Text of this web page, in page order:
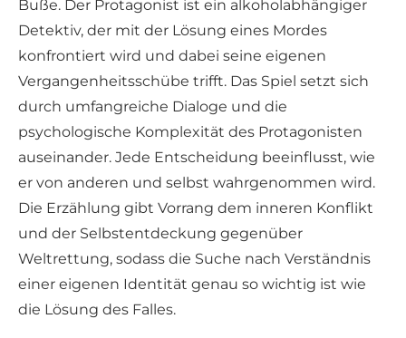
Buße. Der Protagonist ist ein alkoholabhängiger
Detektiv, der mit der Lösung eines Mordes
konfrontiert wird und dabei seine eigenen
Vergangenheitsschübe trifft. Das Spiel setzt sich
durch umfangreiche Dialoge und die
psychologische Komplexität des Protagonisten
auseinander. Jede Entscheidung beeinflusst, wie
er von anderen und selbst wahrgenommen wird.
Die Erzählung gibt Vorrang dem inneren Konflikt
und der Selbstentdeckung gegenüber
Weltrettung, sodass die Suche nach Verständnis
einer eigenen Identität genau so wichtig ist wie
die Lösung des Falles.